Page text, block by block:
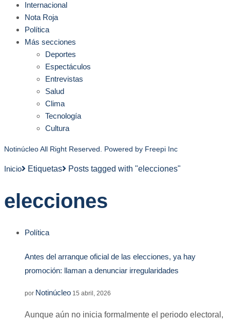
Internacional
Nota Roja
Política
Más secciones
Deportes
Espectáculos
Entrevistas
Salud
Clima
Tecnología
Cultura
Notinúcleo All Right Reserved. Powered by Freepi Inc
Inicio Etiquetas Posts tagged with "elecciones"
elecciones
Política
Antes del arranque oficial de las elecciones, ya hay
promoción: llaman a denunciar irregularidades
por Notinúcleo 15 abril, 2026
Aunque aún no inicia formalmente el periodo electoral,